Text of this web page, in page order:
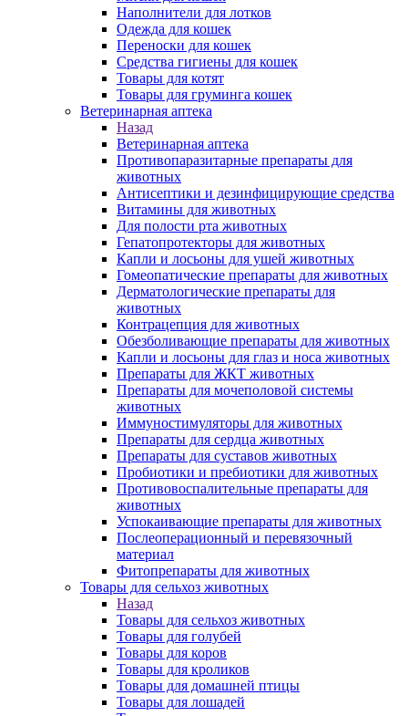
Наполнители для лотков
Одежда для кошек
Переноски для кошек
Средства гигиены для кошек
Товары для котят
Товары для груминга кошек
Ветеринарная аптека
Назад
Ветеринарная аптека
Противопаразитарные препараты для
животных
Антисептики и дезинфицирующие средства
Витамины для животных
Для полости рта животных
Гепатопротекторы для животных
Капли и лосьоны для ушей животных
Гомеопатические препараты для животных
Дерматологические препараты для
животных
Контрацепция для животных
Обезболивающие препараты для животных
Капли и лосьоны для глаз и носа животных
Препараты для ЖКТ животных
Препараты для мочеполовой системы
животных
Иммуностимуляторы для животных
Препараты для сердца животных
Препараты для суставов животных
Пробиотики и пребиотики для животных
Противовоспалительные препараты для
животных
Успокаивающие препараты для животных
Послеоперационный и перевязочный
материал
Фитопрепараты для животных
Товары для сельхоз животных
Назад
Товары для сельхоз животных
Товары для голубей
Товары для коров
Товары для кроликов
Товары для домашней птицы
Товары для лошадей